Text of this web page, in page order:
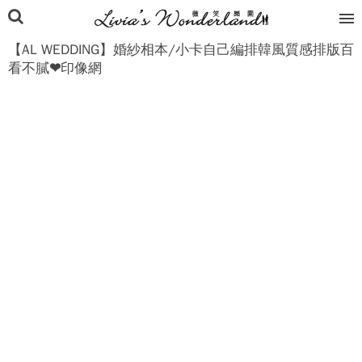
【AL WEDDING】婚紗相本/小卡自己編排韓風質感排版百
看不膩❤印像網